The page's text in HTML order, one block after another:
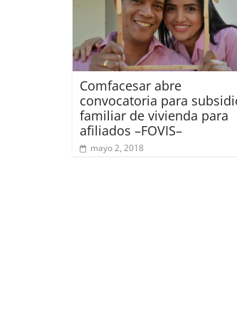
Comfacesar abre
convocatoria para
familiar de vivienda para
afiliados –FOVIS–
mayo 2, 2018